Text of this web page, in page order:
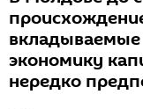
экономику
нередко